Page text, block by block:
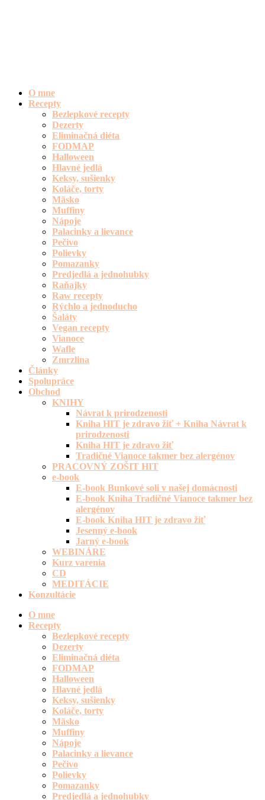
O mne
Recepty
Bezlepkové recepty
Dezerty
Eliminačná diéta
FODMAP
Halloween
Hlavné jedlá
Keksy, sušienky
Koláče, torty
Mäsko
Muffiny
Nápoje
Palacinky a lievance
Pečivo
Polievky
Pomazanky
Predjedlá a jednohubky
Raňajky
Raw recepty
Rýchlo a jednoducho
Šaláty
Vegan recepty
Vianoce
Wafle
Zmrzlina
Články
Spolupráce
Obchod
KNIHY
Návrat k prirodzenosti
Kniha HIT je zdravo žiť + Kniha Návrat k
prirodzenosti
Kniha HIT je zdravo žiť
Tradičné Vianoce takmer bez alergénov
PRACOVNÝ ZOŠIT HIT
e-book
E-book Bunkové soli v našej domácnosti
E-book Kniha Tradičné Vianoce takmer bez
alergénov
E-book Kniha HIT je zdravo žiť
Jesenný e-book
Jarný e-book
WEBINÁRE
Kurz varenia
CD
MEDITÁCIE
Konzultácie
O mne
Recepty
Bezlepkové recepty
Dezerty
Eliminačná diéta
FODMAP
Halloween
Hlavné jedlá
Keksy, sušienky
Koláče, torty
Mäsko
Muffiny
Nápoje
Palacinky a lievance
Pečivo
Polievky
Pomazanky
Predjedlá a jednohubky